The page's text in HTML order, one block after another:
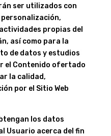
ser utilizados con
propias del
, así como para la
de datos y estudios
el Contenido ofertado
la calidad,
por el Sitio Web
los datos
Usuario acerca del fin